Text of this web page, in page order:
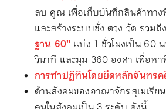
ลบ คูณ เพื่อเก็บบันทึกสินค้าทาง
และสร้างระบบชั่ง ตวง วัด รวมถึง
ฐาน 60” แบ่ง 1 ชั่วโมงเป็น 60
วินาที และมุม 360 องศา เพื่อห
การทำปฏิทินโดยยึดหลักจันทร
ด้านสังคมของอาณาจักรสุเมเรี